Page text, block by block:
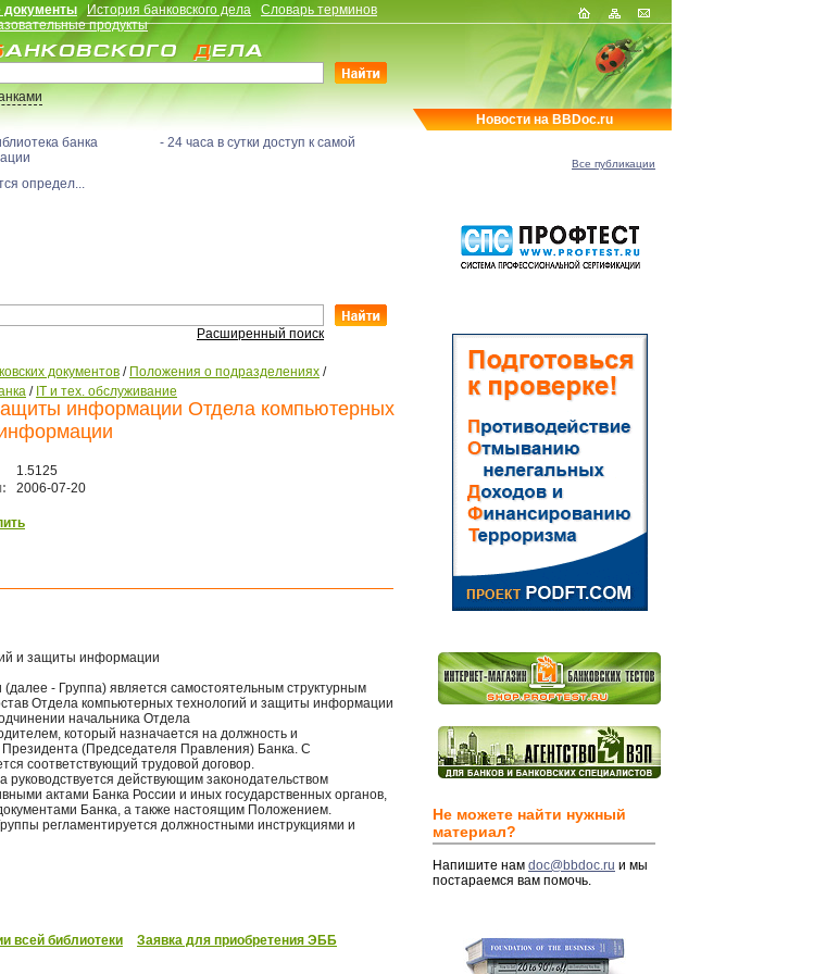
документы История банковского дела
Словарь терминов
продукты
банка - 24 часа в сутки доступ к самой
определ...
Расширенный поиск
документов / Положения о подразделениях /
/ IT и тех. обслуживание
информации Отдела компьютерных
1.5125
2006-07-20
и защиты информации
- Группа) является самостоятельным структурным
Отдела компьютерных технологий и защиты информации
начальника Отдела
который назначается на должность и
(Председателя Правления) Банка. С
соответствующий трудовой договор.
руководствуется действующим законодательством
актами Банка России и иных государственных органов,
Банка, а также настоящим Положением.
регламентируется должностными инструкциями и
всей библиотеки
Заявка для приобретения ЭББ
Новости на BBDoc.ru
Все публикации
Не можете найти нужный
материал?
Напишите нам doc@bbdoc.ru и мы
постараемся вам помочь.